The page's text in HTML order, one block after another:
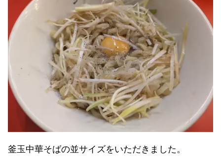
釜玉中華そばの並サイズをいただきました。